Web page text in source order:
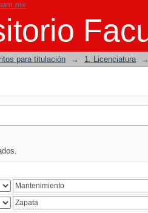
para titulación → 1. Licenciatura